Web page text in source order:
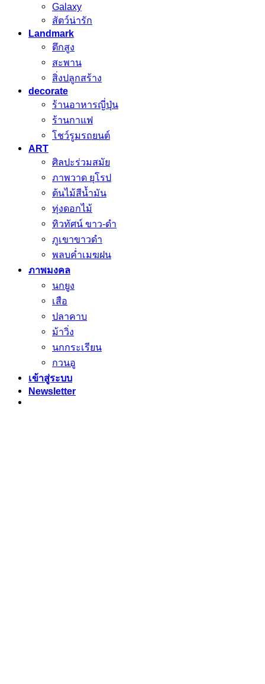
Galaxy
สัตว์น่ารัก
Landmark
ตึกสูง
สะพาน
สิ่งปลูกสร้าง
decorate
ร้านอาหารญี่ปุ่น
ร้านกาแฟ
โชว์รูมรถยนต์
ART
ศิลปะร่วมสมัย
ภาพวาด ยุโรป
ต้นไม้สีน้ำมัน
ทุ่งดอกไม้
ทิวทัศน์ ขาว-ดำ
ภูเขาขาวดำ
พลบค่ำเมฆฝน
ภาพมงคล
นกยูง
เสือ
ปลาคาบ
ม้าวิ่ง
นกกระเรียน
กวนอู
เข้าสู่ระบบ
Newsletter